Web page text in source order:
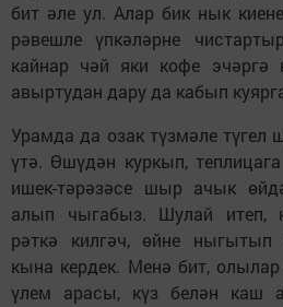
бит әле ул. Алар бик нык
рәвешле үпкәләрне
кайнар чәй яки кофе эчәргә
авыртудан дару да кабып
Урамда да озак түзмәле түгел
үтә. Өшүдән куркып,
ишек-тәрәзәсе шыр ачык
алып чыгабыз. Шулай итеп,
рәткә килгәч, өйне
кына кердек. Менә бит,
үлем арасы, күз белән каш